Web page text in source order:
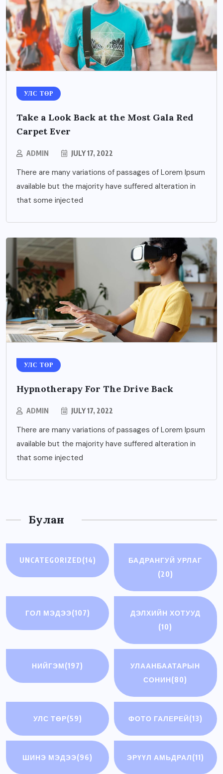
УЛС ТӨР
Take a Look Back at the Most Gala Red
Carpet Ever
ADMIN JULY 17, 2022
There are many variations of passages of Lorem Ipsum
available but the majority have suffered alteration in
that some injected
УЛС ТӨР
Hypnotherapy For The Drive Back
ADMIN JULY 17, 2022
There are many variations of passages of Lorem Ipsum
available but the majority have suffered alteration in
that some injected
Булан
UNCATEGORIZED(14)
БАДРАНГУЙ УРЛАГ
(20)
ГОЛ МЭДЭЭ(107)
ДЭЛХИЙН ХОТУУД
(10)
НИЙГЭМ(197)
УЛААНБААТАРЫН
СОНИН(80)
УЛС ТӨР(59) ФОТО ГАЛЕРЕЙ(13)
ШИНЭ МЭДЭЭ(96) ЭРҮҮЛ АМЬДРАЛ(11)